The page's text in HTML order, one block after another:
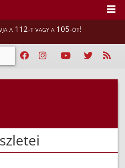
a 112-t vagy a 105-öt!